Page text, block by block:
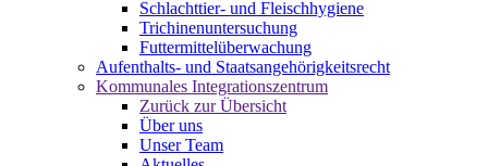
Schlachttier- und Fleischhygiene
Trichinenuntersuchung
Futtermittelüberwachung
Aufenthalts- und Staatsangehörigkeitsrecht
Kommunales Integrationszentrum
Zurück zur Übersicht
Über uns
Unser Team